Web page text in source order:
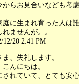
からお見合いなども考
庭に生まれ育った人は
ませんが。。
12/20 2:41 PM
、失礼します。
んにちは。
れていて、とても安